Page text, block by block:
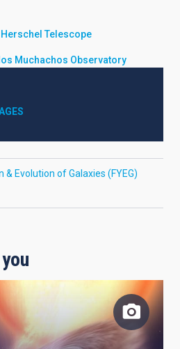
Telescope
Muchachos Observatory
& Evolution of Galaxies (FYEG)